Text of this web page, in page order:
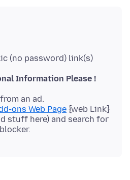
(no password) link(s)
Information Please !
an ad.
ons Web Page {web Link}
stuff here) and search for